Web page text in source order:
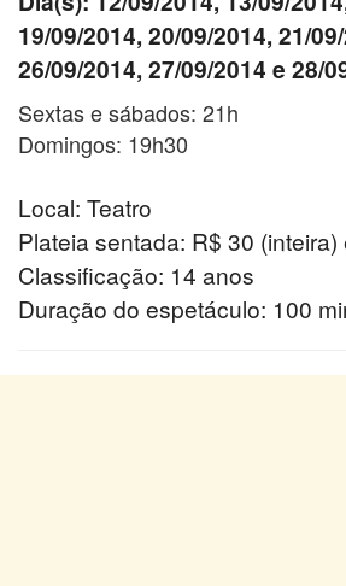
19/09/2014, 20/09/2014, 21/
26/09/2014, 27/09/2014 e 28/
Sextas e sábados: 21h
Domingos: 19h30
Local: Teatro
Plateia sentada: R$ 30
Classificação: 14 anos
Duração do espetáculo: 100